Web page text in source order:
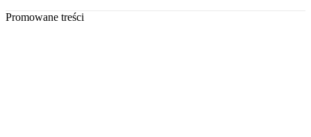
Promowane treści